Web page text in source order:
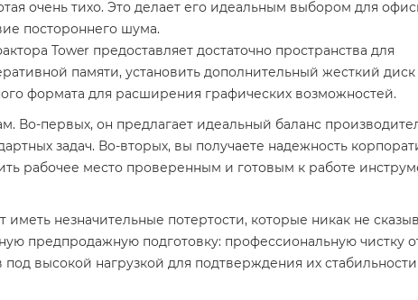
очень тихо. Это делает его идеальным выбором для
постороннего шума.
Tower предоставляет достаточно пространства для
памяти, установить дополнительный жесткий диск
формата для расширения графических возможностей.
первых, он предлагает идеальный баланс
задач. Во-вторых, вы получаете надежность
рабочее место проверенным и готовым к работе
незначительные потертости, которые никак не
предпродажную подготовку: профессиональную чистку
высокой нагрузкой для подтверждения их